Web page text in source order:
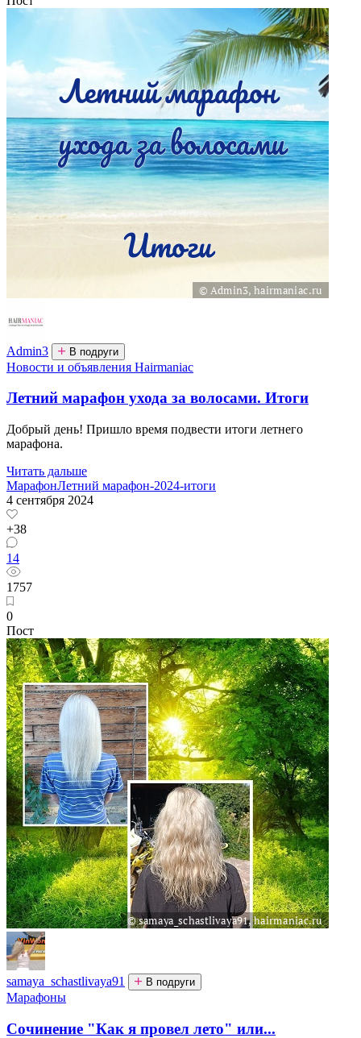
Admin3 В подруги
Новости и объявления Hairmaniac
Летний марафон ухода за волосами. Итоги
Добрый день! Пришло время подвести итоги летнего
марафона.
Читать дальше
МарафонЛетний марафон-2024-итоги
4 сентября 2024
+38
14
1757
0
Пост
samaya_schastlivaya91 В подруги
Марафоны
Сочинение "Как я провел лето" или...